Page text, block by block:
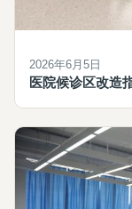
2026年6月5日
医院候诊区改造